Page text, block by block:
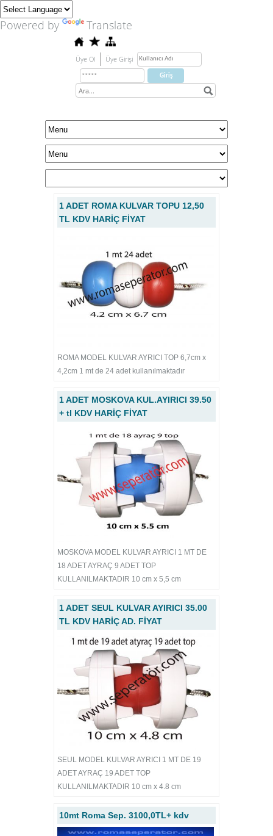
Powered by Translate
Üye Ol Üye Girişi
1 ADET ROMA KULVAR TOPU 12,50
TL KDV HARİÇ FİYAT
ROMA MODEL KULVAR AYRICI TOP 6,7cm x
4,2cm 1 mt de 24 adet kullanılmaktadır
1 ADET MOSKOVA KUL.AYIRICI 39.50
+ tl KDV HARİÇ FİYAT
MOSKOVA MODEL KULVAR AYRICI 1 MT DE
18 ADET AYRAÇ 9 ADET TOP
KULLANILMAKTADIR 10 cm x 5,5 cm
1 ADET SEUL KULVAR AYIRICI 35.00
TL KDV HARİÇ AD. FİYAT
SEUL MODEL KULVAR AYRICI 1 MT DE 19
ADET AYRAÇ 19 ADET TOP
KULLANILMAKTADIR 10 cm x 4.8 cm
10mt Roma Sep. 3100,0TL+ kdv